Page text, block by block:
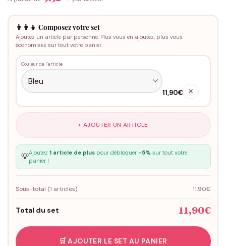
👨‍👩‍👧 Composez votre set
Ajoutez un article par personne. Plus vous en ajoutez, plus vous
économisez sur tout votre panier.
Couleur de l'article
11,90€ ✕
+ AJOUTER UN ARTICLE
💡Ajoutez 1 article de pluspour débloquer -5% sur tout votre
panier !
Sous-total (1 articles) 11,90€
Total du set 11,90€
🛒 AJOUTER LE SET AU PANIER